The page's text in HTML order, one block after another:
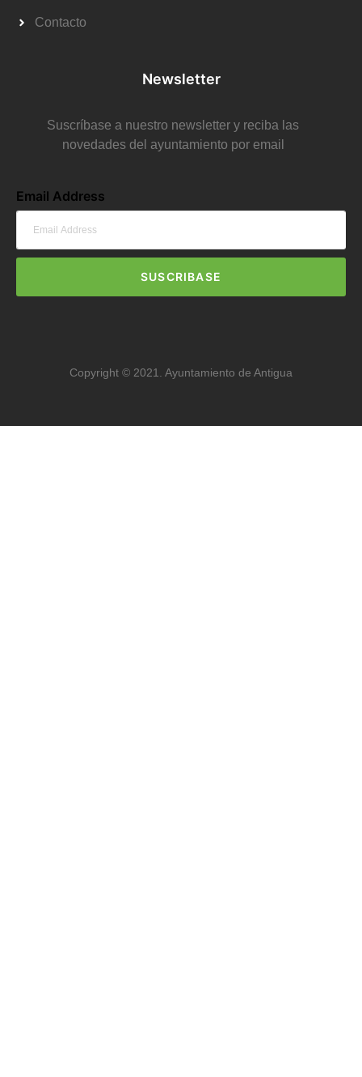
Contacto
Newsletter
Suscríbase a nuestro newsletter y reciba las
novedades del ayuntamiento por email
Email Address
SUSCRIBASE
Copyright © 2021. Ayuntamiento de Antigua